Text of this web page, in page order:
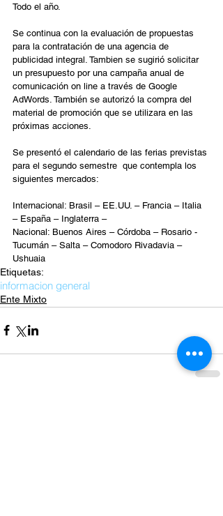
Todo el año.
Se continua con la evaluación de propuestas
para la contratación de una agencia de
publicidad integral. Tambien se sugirió solicitar
un presupuesto por una campaña anual de
comunicación on line a través de Google
AdWords. También se autorizó la compra del
material de promoción que se utilizara en las
próximas acciones.
Se presentó el calendario de las ferias previstas
para el segundo semestre  que contempla los
siguientes mercados:
Internacional: Brasil – EE.UU. – Francia – Italia
– España – Inglaterra –
Nacional: Buenos Aires – Córdoba – Rosario -
Tucumán – Salta – Comodoro Rivadavia –
Ushuaia
Etiquetas:
informacion general
Ente Mixto